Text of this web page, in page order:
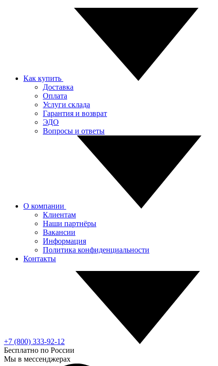
Как купить
Доставка
Оплата
Услуги склада
Гарантия и возврат
ЭДО
Вопросы и ответы
О компании
Клиентам
Наши партнёры
Вакансии
Информация
Политика конфиденциальности
Контакты
+7 (800) 333-92-12
Бесплатно по России
Мы в мессенджерах